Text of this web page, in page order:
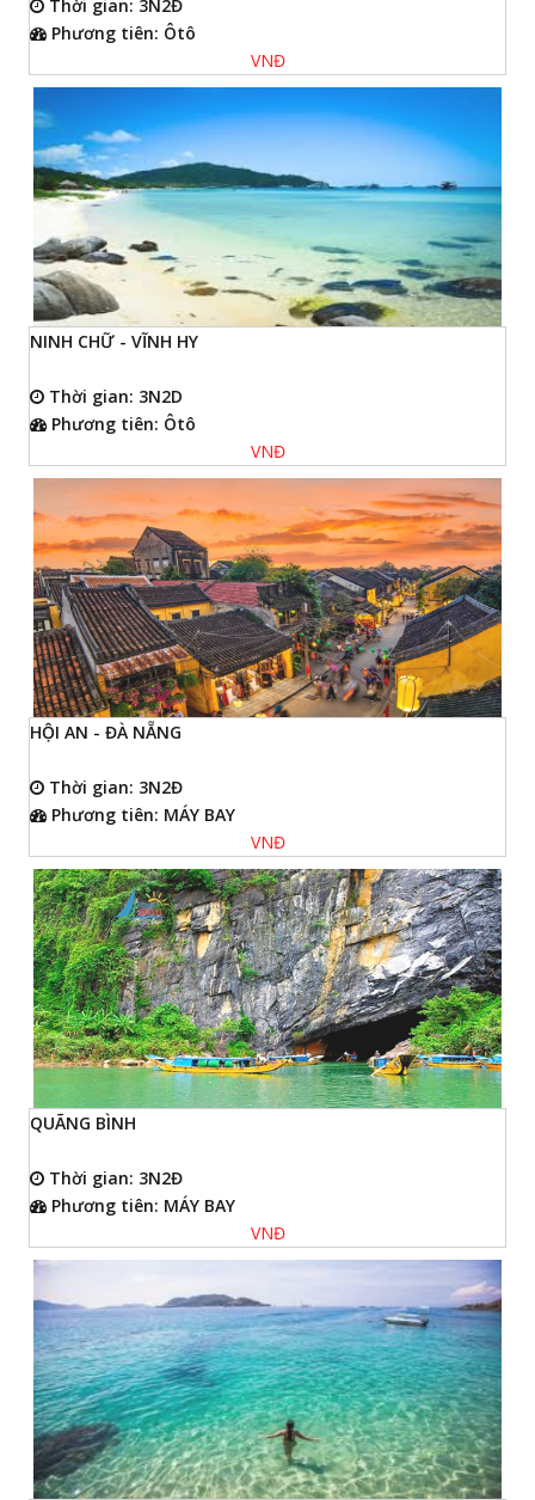
Thời gian: 3N2Đ
Phương tiên: Ôtô
VNĐ
NINH CHỮ - VĨNH HY
Thời gian: 3N2D
Phương tiên: Ôtô
VNĐ
HỘI AN - ĐÀ NẴNG
Thời gian: 3N2Đ
Phương tiên: MÁY BAY
VNĐ
QUÃNG BÌNH
Thời gian: 3N2Đ
Phương tiên: MÁY BAY
VNĐ